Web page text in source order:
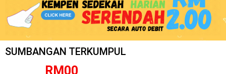
SUMBANGAN TERKUMPUL
RM 00